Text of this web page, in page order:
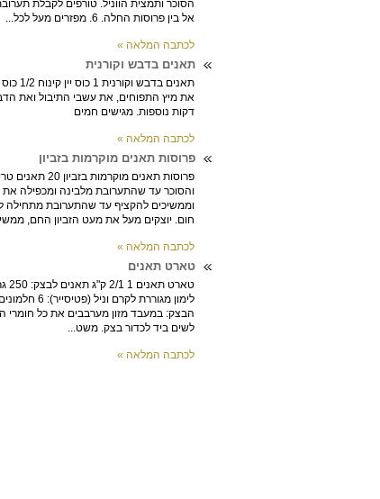
אל בין פרוסות החלה. 6. מפזרים מעל לכל...
לכתבה המלאה »
תאנים בדבש וקורנית
את מיץ התפוחים, את עשבי התיבול ואת
דקות נוספות. מגישים חמים
לכתבה המלאה »
פרוסות תאנים מוקרמות בזביון
חום. יוצקים מעל את מעט הזביון החם,
לכתבה המלאה »
טארט תאנים
לשים ביד לכדור בצק. משט...
לכתבה המלאה »